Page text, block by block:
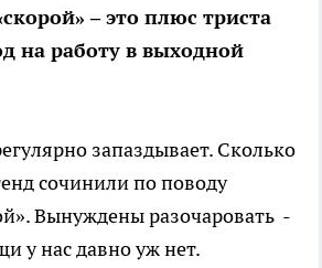
– это плюс триста
на работу в выходной
запаздывает. Сколько
сочинили по поводу
Вынуждены разочаровать -
у нас давно уж нет.